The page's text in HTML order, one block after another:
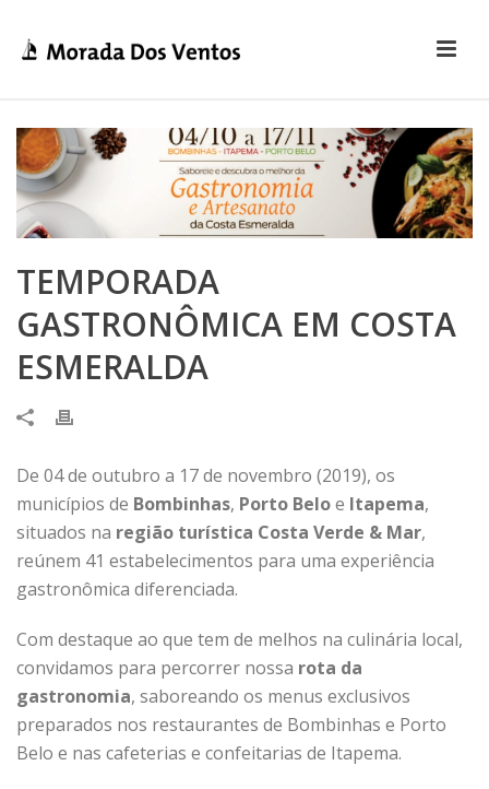
TEMPORADA
GASTRONÔMICA EM COSTA
ESMERALDA
De 04 de outubro a 17 de novembro (2019), os
municípios de Bombinhas, Porto Beloe Itapema,
situados na região turística Costa Verde & Mar,
reúnem 41 estabelecimentos para uma experiência
gastronômica diferenciada.
Com destaque ao que tem de melhos na culinária local,
convidamos para percorrer nossa rota da
gastronomia, saboreando os menus exclusivos
preparados nos restaurantes de Bombinhas e Porto
Belo e nas cafeterias e confeitarias de Itapema.